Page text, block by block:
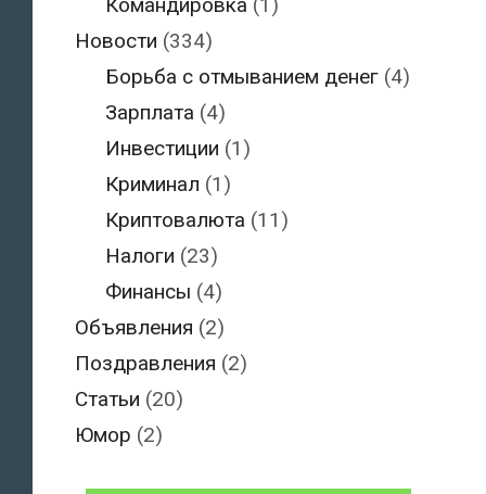
Новости (334)
Борьба с отмыванием денег (4)
Зарплата (4)
Инвестиции (1)
Криминал (1)
Криптовалюта (11)
Налоги (23)
Финансы (4)
Объявления (2)
Поздравления (2)
Статьи (20)
Юмор (2)